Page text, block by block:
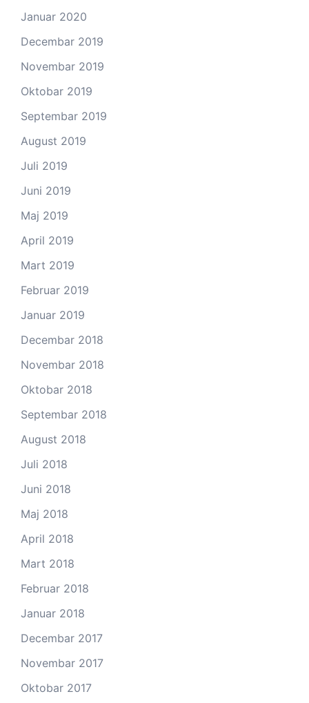
Januar 2020
Decembar 2019
Novembar 2019
Oktobar 2019
Septembar 2019
August 2019
Juli 2019
Juni 2019
Maj 2019
April 2019
Mart 2019
Februar 2019
Januar 2019
Decembar 2018
Novembar 2018
Oktobar 2018
Septembar 2018
August 2018
Juli 2018
Juni 2018
Maj 2018
April 2018
Mart 2018
Februar 2018
Januar 2018
Decembar 2017
Novembar 2017
Oktobar 2017